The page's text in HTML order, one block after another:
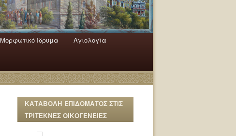
Μορφωτικό Ίδρυμα Αγιολογία
ΚΑΤΑΒΟΛΗ ΕΠΙΔΟΜΑΤΟΣ ΣΤΙΣ
ΤΡΙΤΕΚΝΕΣ ΟΙΚΟΓΕΝΕΙΕΣ